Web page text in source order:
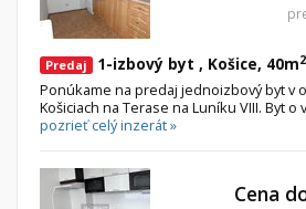
Predaj 1-izbový byt , Košice, 40m2
Ponúkame na predaj jednoizbový byt v
Košiciach na Terase na Luníku VIII. Byt o
pozrieť celý inzerát »
Cena